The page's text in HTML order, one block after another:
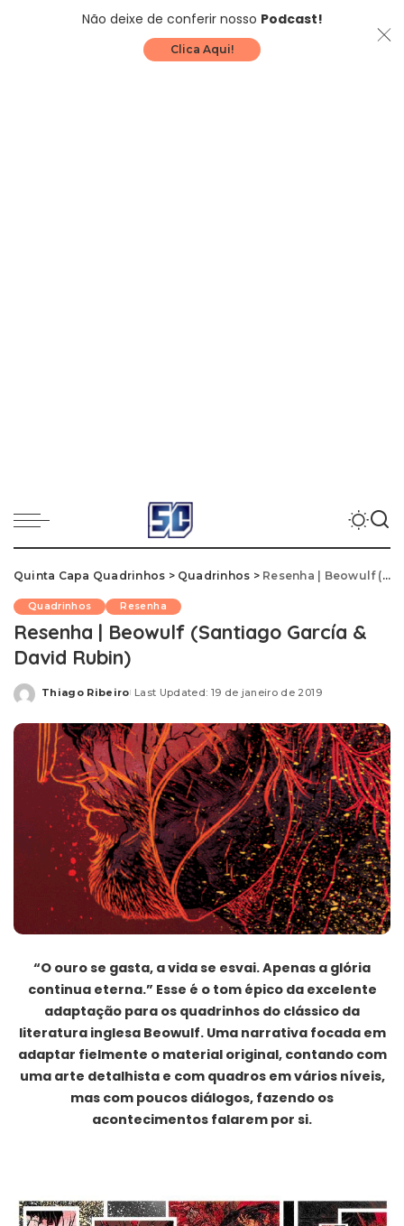
Não deixe de conferir nosso Podcast!
Clica Aqui!
Quinta Capa Quadrinhos > Quadrinhos > Resenha | Beowulf (Santiago García & David Rubin)
Quadrinhos Resenha
Resenha | Beowulf (Santiago García &
David Rubin)
Posted
Thiago Ribeiro Last Updated: 19 de janeiro de 2019
“O ouro se gasta, a vida se esvai. Apenas a glória
continua eterna.” Esse é o tom épico da excelente
adaptação para os quadrinhos do clássico da
literatura inglesa Beowulf. Uma narrativa focada em
adaptar fielmente o material original, contando com
uma arte detalhista e com quadros em vários níveis,
mas com poucos diálogos, fazendo os
acontecimentos falarem por si.